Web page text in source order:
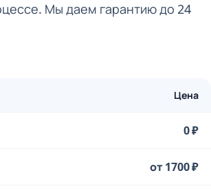
Мы даем гарантию до 24
Цена
0 ₽
от 1700 ₽